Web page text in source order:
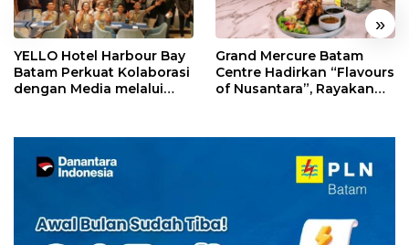
« »
YELLO Hotel Harbour Bay
Batam Perkuat Kolaborasi
dengan Media melalui
Grand Mercure Batam
Centre Hadirkan “Flavours
of Nusantara”, Rayakan